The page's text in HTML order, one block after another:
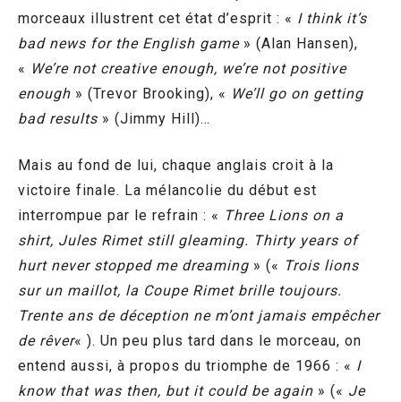
morceaux illustrent cet état d’esprit : « I think it’s
bad news for the English game» (Alan Hansen),
« We’re not creative enough, we’re not positive
enough » (Trevor Brooking), « We’ll go on getting
bad results » (Jimmy Hill)…
Mais au fond de lui, chaque anglais croit à la
victoire finale. La mélancolie du début est
interrompue par le refrain : « Three Lions on a
shirt, Jules Rimet still gleaming. Thirty years of
hurt never stopped me dreaming » (« Trois lions
sur un maillot, la Coupe Rimet brille toujours.
Trente ans de déception ne m’ont jamais empêcher
de rêver« ). Un peu plus tard dans le morceau, on
entend aussi, à propos du triomphe de 1966 : « I
know that was then, but it could be again » (« Je